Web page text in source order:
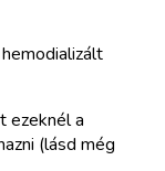
ezeknél a
(lásd még